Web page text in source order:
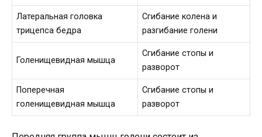
Латеральная головка
трицепса бедра
Сгибание колена и
разгибание голени
Голенищевидная мышца
Сгибание стопы и
разворот
Поперечная
голенищевидная мышца
Сгибание стопы и
разворот